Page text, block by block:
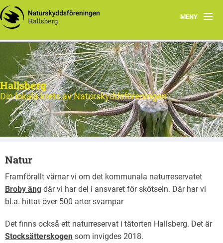
MENY
Hem
Nytt och Aktuellt
Verksamheten
Aktiviteter 2026
Natur
Kontakt
Hallsberg
Din lokala krets av Naturskyddsföreningen
Natur
Framförallt värnar vi om det kommunala naturreservatet
Broby äng där vi har del i ansvaret för skötseln. Där har vi
bl.a. hittat över 500 artersvampar
Det finns också ett naturreservat i tätorten Hallsberg. Det är
Stocksätterskogen som invigdes 2018.